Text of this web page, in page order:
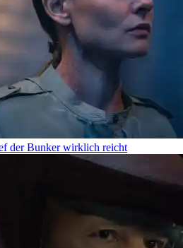
der Bunker wirklich reicht